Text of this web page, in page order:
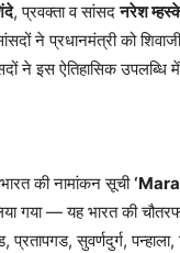
, प्रवक्ता व सांसदनरेश
ने प्रधानमंत्री को
ने इस ऐतिहासिक उपलब्धि
की नामांकन सूची
गया — यह भारत की
प्रतापगड, सुवर्णदुर्ग,